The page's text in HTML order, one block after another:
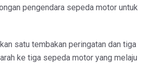
pengendara sepeda motor untuk
satu tembakan peringatan dan tiga
ke tiga sepeda motor yang melaju